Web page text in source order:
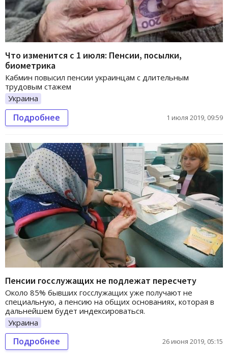
Что изменится с 1 июля: Пенсии, посылки,
биометрика
Кабмин повысил пенсии украинцам с длительным
трудовым стажем
Украина
Подробнее 1 июля 2019, 09:59
Пенсии госслужащих не подлежат пересчету
Около 85% бывших госслужащих уже получают не
специальную, а пенсию на общих основаниях, которая в
дальнейшем будет индексироваться.
Украина
Подробнее 26 июня 2019, 05:15